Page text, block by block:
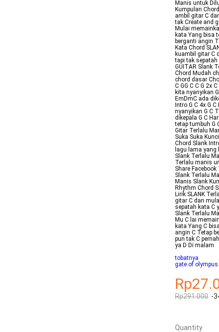
Manis untuk
Kumpulan
ambil gitar C
tak Create and
Mulai
kata Yang bisa
berganti angin
Kata Chord
kuambil gitar C
tapi tak sepatah
GUITAR Slank
Chord Mudah
chord dasar
C GG C C G 2x
kita nyanyikan
EmDmC ada
Intro G C 4x G
nyanyikan G C
dikepala G C
tetap tumbuh G
Gitar Terlalu
Suka Suka
Chord Slank
lagu lama yang
Slank Terlalu
Terlalu manis
Share
Slank Terlalu
Manis Slank
Rhythm Chord
Lirik SLANK
gitar C dan
sepatah kata C
Slank Terlalu
Mu C lai
kata Yang C
angin C Tetap
pun tak C
ya D Di malam
tobatnya
gate of
Rp291.000 -
Quantity